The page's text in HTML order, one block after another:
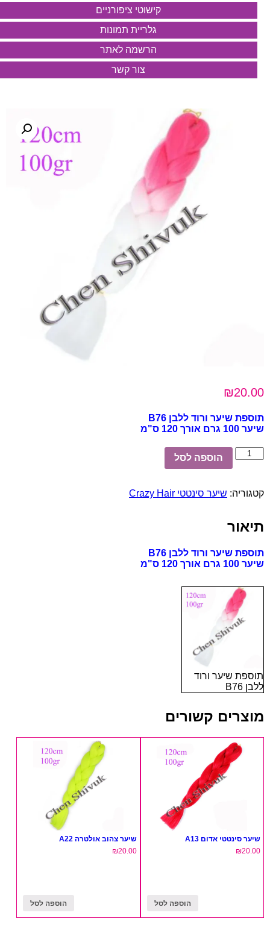
קישוטי ציפורניים
גלריית תמונות
הרשמה לאתר
צור קשר
₪20.00
תוספת שיער ורוד ללבן B76
שיער 100 גרם אורך 120 ס"מ
כמות
של
ורוד
הוספה לסל
קטגוריה: שיער סינטטי Crazy Hair
תיאור
תוספת שיער ורוד ללבן B76
שיער 100 גרם אורך 120 ס"מ
תוספת שיער ורוד
ללבן B76
מוצרים קשורים
שיער סינטטי אדום A13
₪20.00
הוספה לסל
שיער צהוב אולטרה A22
₪20.00
הוספה לסל